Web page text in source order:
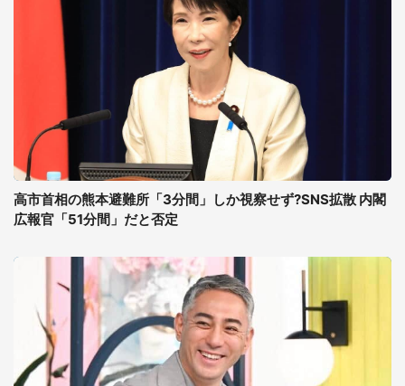
高市首相の熊本避難所「3分間」しか視察せず?SNS拡散 内閣
広報官「51分間」だと否定